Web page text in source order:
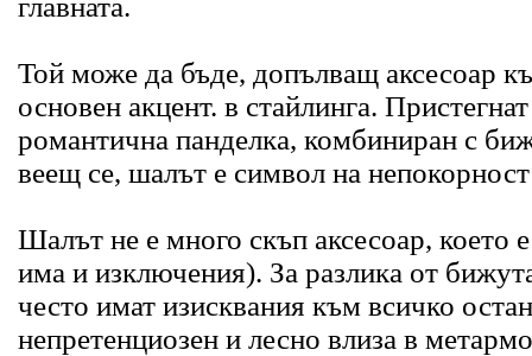
Той може да бъде, допълващ аксесоар
основен акцент. в стайлинга.
романтична панделка, комбиниран с
веещ се, шалът е символ на
Шалът не е много скъп аксесоар, което
има и изключения). За разлика от
често имат изисквания към всичко
непретенциозен и лесно влиза в